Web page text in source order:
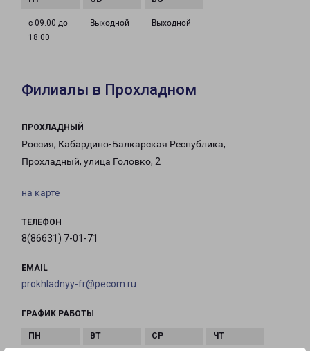
с 09:00 до
18:00
Выходной Выходной
Филиалы в Прохладном
ПРОХЛАДНЫЙ
Россия, Кабардино-Балкарская Республика,
Прохладный, улица Головко, 2
на карте
ТЕЛЕФОН
8(86631) 7-01-71
EMAIL
prokhladnyy-fr@pecom.ru
ГРАФИК РАБОТЫ